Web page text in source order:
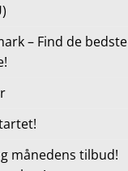
– Find de bedste
månedens tilbud!